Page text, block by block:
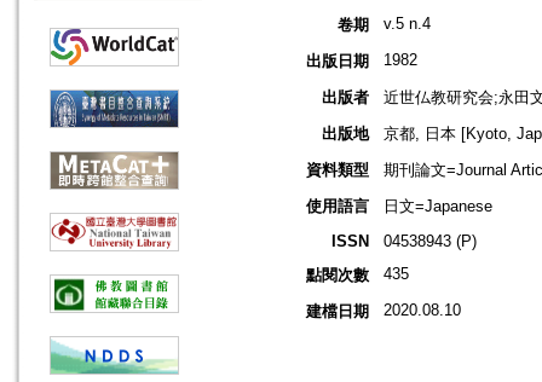
卷期
v.5 n.4
出版日期 1982
出版者
近世仏教研究会;永田
出版地
京都, 日本 [Kyoto,
資料類型
期刊論文=Journal
使用語言
日文=Japanese
ISSN
04538943 (P)
點閱次數
435
建檔日期 2020.08.10